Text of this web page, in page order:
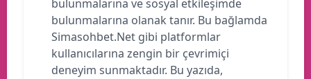
bulunmalarına ve sosyal etkileşimde
bulunmalarına olanak tanır. Bu bağlamda
Simasohbet.Net gibi platformlar
kullanıcılarına zengin bir çevrimiçi
deneyim sunmaktadır. Bu yazıda,